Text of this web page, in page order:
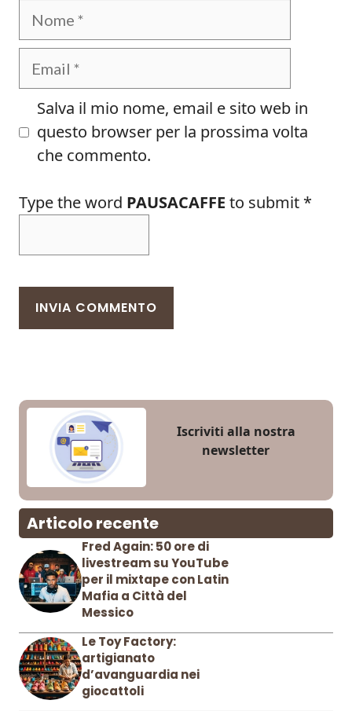
Nome
Email
Salva il mio nome, email e sito web in
questo browser per la prossima volta
che commento.
Type the word PAUSACAFFE to submit *
Iscriviti alla nostra
newsletter
Articolo recente
Fred Again: 50 ore di
livestream su YouTube
per il mixtape con Latin
Mafia a Città del
Messico
Le Toy Factory:
artigianato
d’avanguardia nei
giocattoli